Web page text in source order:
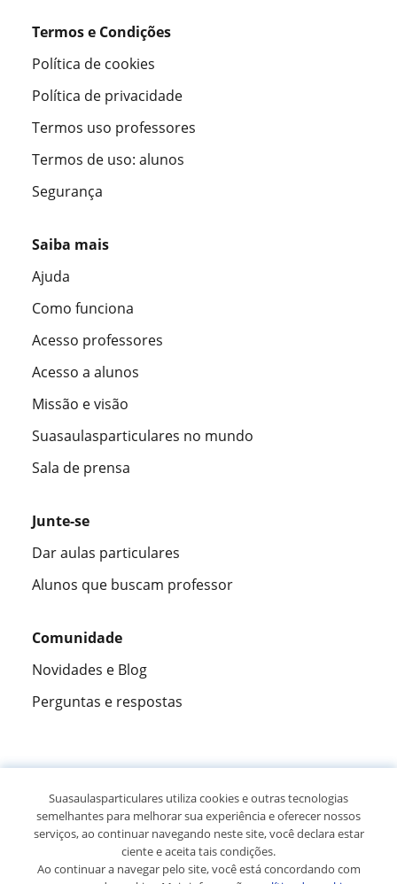
Termos e Condições
Política de cookies
Política de privacidade
Termos uso professores
Termos de uso: alunos
Segurança
Saiba mais
Ajuda
Como funciona
Acesso professores
Acesso a alunos
Missão e visão
Suasaulasparticulares no mundo
Sala de prensa
Junte-se
Dar aulas particulares
Alunos que buscam professor
Comunidade
Novidades e Blog
Perguntas e respostas
305883opiniões de alunos
© 2007 - 2026 Suas aulas particulares
Suasaulasparticulares utiliza cookies e outras tecnologias
semelhantes para melhorar sua experiência e oferecer nossos
serviços, ao continuar navegando neste site, você declara estar
ciente e aceita tais condições.
Ao continuar a navegar pelo site, você está concordando com